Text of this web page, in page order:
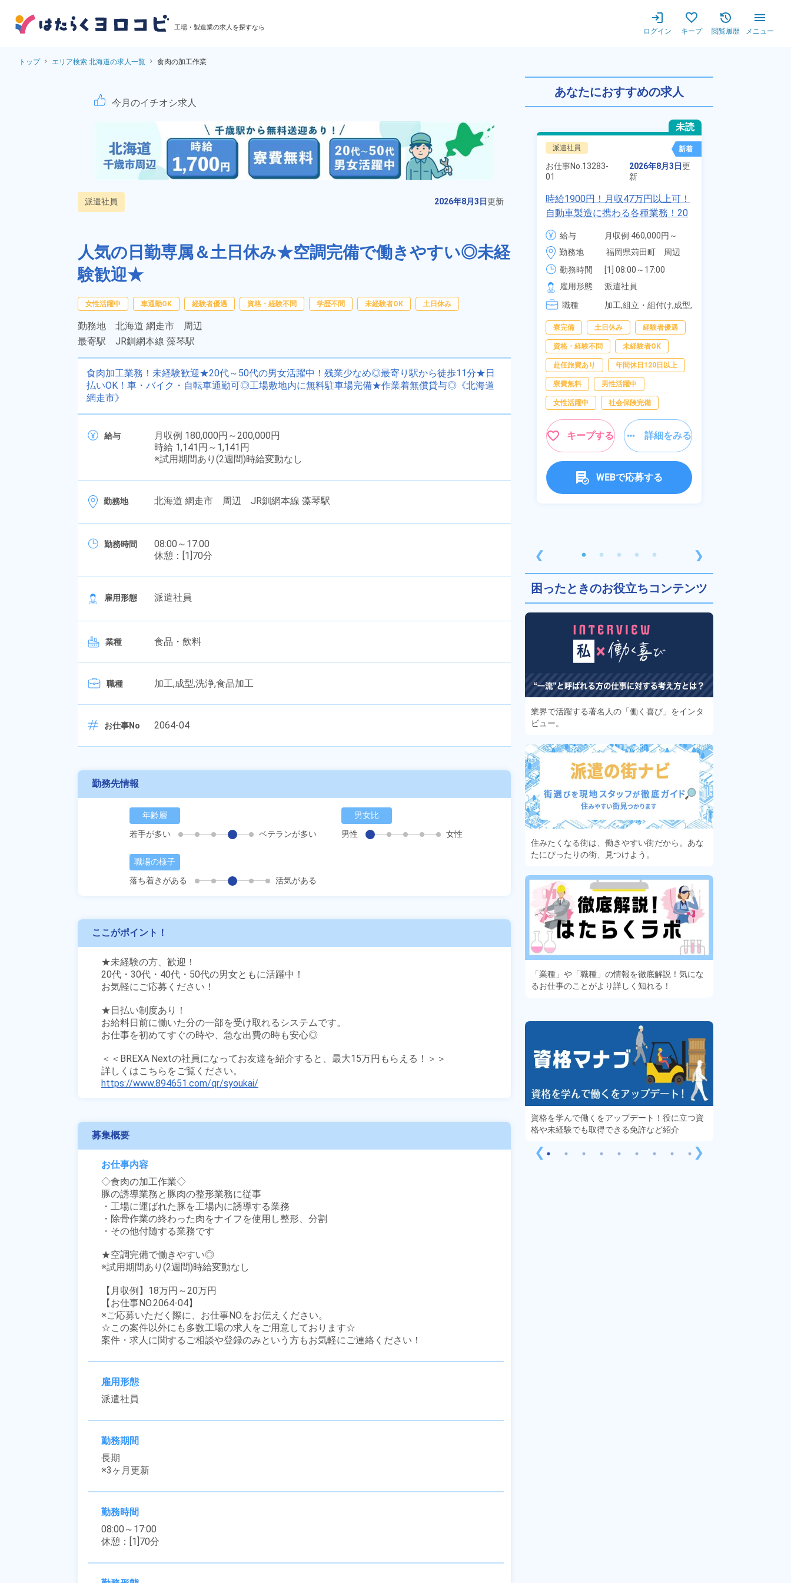
工場・製造業の求人を探すなら ログイン キープ 閲覧履歴 メニュー
トップ エリア検索 北海道の求人一覧 食肉の加工作業
食肉加工業務！未経験歓迎★20代～50代の男女活躍中！残業少なめ◎最寄り駅
今月のイチオシ求人
派遣社員 2026年8月3日更新
人気の日勤専属＆土日休み★空調完備で働きやすい◎未経
験歓迎★
女性活躍中 車通勤OK 経験者優遇 資格・経験不問 学歴不問 未経験者OK 土日休み
勤務地 北海道 網走市 周辺
最寄駅 JR釧網本線 藻琴駅
食肉加工業務！未経験歓迎★20代～50代の男女活躍中！残業少なめ◎最寄り駅から徒歩11分★日
払いOK！車・バイク・自転車通勤可◎工場敷地内に無料駐車場完備★作業着無償貸与◎《北海道
網走市》
給与
月収例 180,000円～200,000円
時給 1,141円～1,141円
※試用期間あり(2週間)時給変動なし
勤務地 北海道 網走市 周辺 JR釧網本線 藻琴駅
勤務時間
08:00～17:00
休憩：[1]70分
雇用形態 派遣社員
業種 食品・飲料
職種 加工,成型,洗浄,食品加工
お仕事No 2064-04
勤務先情報
年齢層
若手が多い
ベテランが多い
男女比
男性
女性
職場の様子
落ち着きがある
活気がある
ここがポイント！
★未経験の方、歓迎！
20代・30代・40代・50代の男女ともに活躍中！
お気軽にご応募ください！
★日払い制度あり！
お給料日前に働いた分の一部を受け取れるシステムです。
お仕事を初めてすぐの時や、急な出費の時も安心◎
＜＜BREXA Nextの社員になってお友達を紹介すると、最大15万円もらえる！＞＞
https://www.894651.com/qr/syoukai/
募集概要
お仕事内容
◇食肉の加工作業◇
豚の誘導業務と豚肉の整形業務に従事
・工場に運ばれた豚を工場内に誘導する業務
・除骨作業の終わった肉をナイフを使用し整形、分割
・その他付随する業務です
★空調完備で働きやすい◎
※試用期間あり(2週間)時給変動なし
【月収例】18万円～20万円
【お仕事NO.2064-04】
※ご応募いただく際に、お仕事NO.をお伝えください。
☆この案件以外にも多数工場の求人をご用意しております☆
案件・求人に関するご相談や登録のみという方もお気軽にご連絡ください！
雇用形態
派遣社員
勤務期間
長期
※3ヶ月更新
勤務時間
08:00～17:00
休憩：[1]70分
あなたにおすすめの求人
❮
未読
派遣社員 おすすめ
お仕事No.10675-
01
2026年8月3日
新
携帯やデジカメ部品の検査やマシ
赴任旅費会社負担！空調完備で働
きやすい！1食340円～仕出し弁当
240,000円
時給 1,250円～1,250円
勤務地
福島県郡山市　周辺
職種
マシンオペレーター,検
社会保険完備
未読
派遣社員 新着
お仕事No. 13283-
01
2026年8月3日更
新
時給1900円！月収47万円以上可！
自動車製造に携わる各種業務！20
代～40代の男女活躍中★ワンルー
ム寮無料！マイカー通勤OK！無料
駐車場あり！赴任旅費会社負担！
社員食堂あり！日払いあり！土日
休み！特別賞与90万円支給！《福
岡県京都郡苅田町》
給与
月収例 460,000円～
480,000円
時給 1,900円～1,900円
勤務地
福岡県苅田町　周辺
勤務時間
[1] 08:00～17:00
[2] 20:00～05:00
[3] 06:30～15:00
[4] 14:30～23:00
雇用形態
派遣社員
職種
加工,組立・組付け,成型,
オペレーター,部品供
給・充填・運搬,検査,物
流・配送
寮完備 土日休み 経験者優遇
資格・経験不問 未経験者OK
赴任旅費あり 年間休日120日以上
寮費無料 男性活躍中
女性活躍中 社会保険完備
キープする 詳細をみる
WEBで応募する
❯
困ったときのお役立ちコンテンツ
業界で活躍する著名人の「働く喜び」をインタ
ビュー。
住みたくなる街は、働きやすい街だから。あな
たにぴったりの街、見つけよう。
「業種」や「職種」の情報を徹底解説！気にな
るお仕事のことがより詳しく知れる！
❮
資格を学んで働くをアップデート！役に立つ資
格や未経験でも取得できる免許など紹介
❯